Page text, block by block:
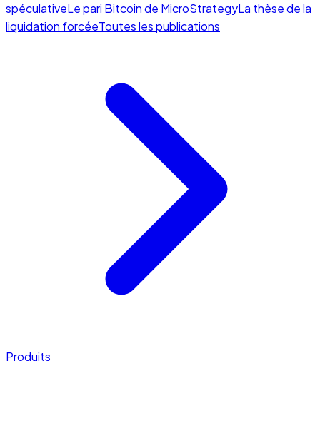
spéculativeLe pari Bitcoin de MicroStrategyLa thèse de la
liquidation forcéeToutes les publications
Produits